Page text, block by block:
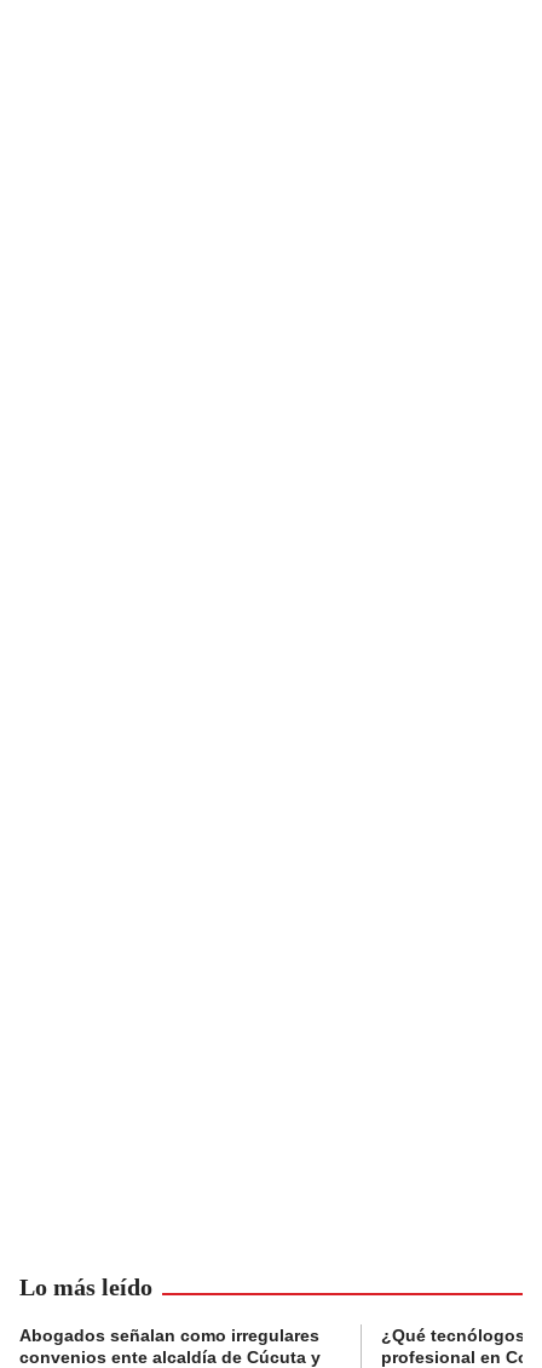
Lo más leído
Abogados señalan como irregulares
convenios ente alcaldía de Cúcuta y
¿Qué tecnólogos
profesional en